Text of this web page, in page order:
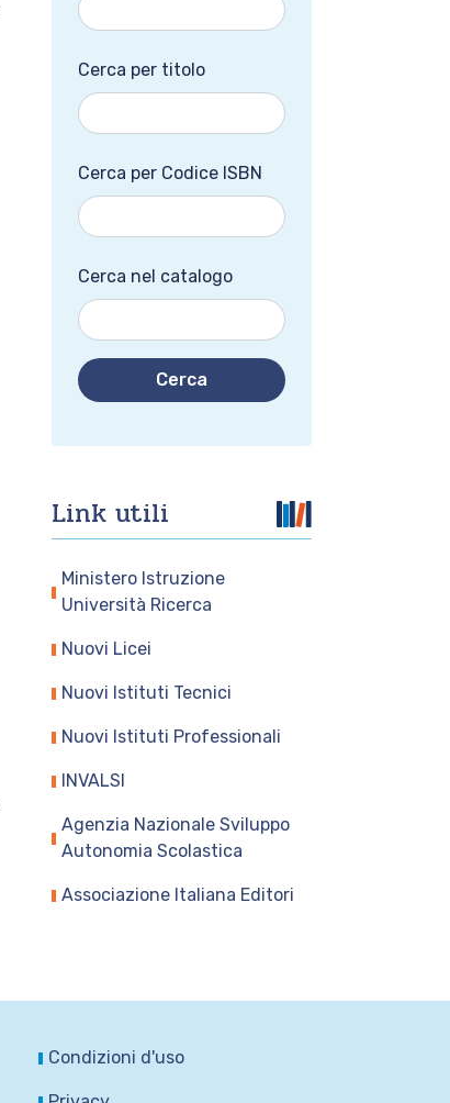
Cerca per titolo
Cerca per Codice ISBN
Cerca nel catalogo
Cerca
Link utili
Ministero Istruzione
Università Ricerca
Nuovi Licei
Nuovi Istituti Tecnici
Nuovi Istituti Professionali
INVALSI
Agenzia Nazionale Sviluppo
Autonomia Scolastica
Associazione Italiana Editori
Condizioni d'uso